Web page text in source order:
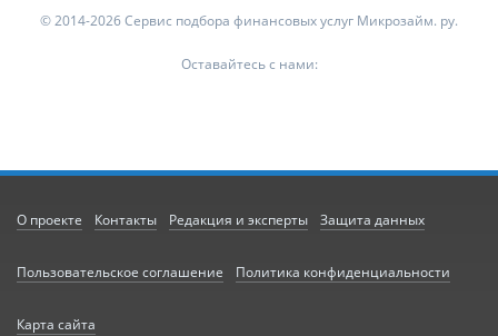
© 2014-2026 Сервис подбора финансовых услуг Микрозайм. ру.
Оставайтесь с нами:
О проекте Контакты Редакция и эксперты Защита данных
Пользовательское соглашение Политика конфиденциальности
Карта сайта